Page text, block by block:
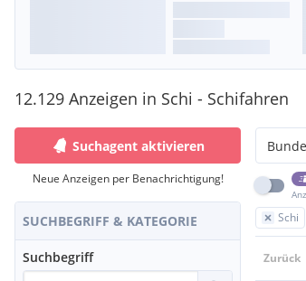
12.129 Anzeigen in Schi - Schifahren
Suchagent aktivieren
Neue Anzeigen per Benachrichtigung!
SUCHBEGRIFF & KATEGORIE
Suchbegriff
Schi
Zurück